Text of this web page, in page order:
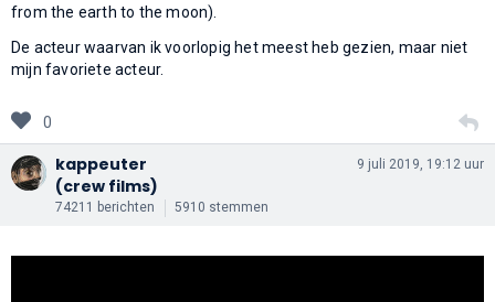
from the earth to the moon).
De acteur waarvan ik voorlopig het meest heb gezien, maar niet
mijn favoriete acteur.
0
kappeuter
(crew films)
74211 berichten 5910 stemmen
9 juli 2019, 19:12 uur